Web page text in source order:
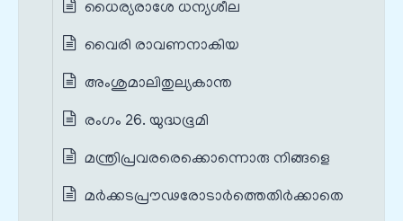
ധൈര്യരാശേ ധന്യശീല
വൈരി രാവണനാകിയ
അംശുമാലിതുല്യകാന്ത
രംഗം 26. യുദ്ധഭൂമി
മന്ത്രിപ്രവരരെക്കൊന്നൊരു നിങ്ങളെ
മർക്കടപ്രൗഢരോടാർത്തെതിർക്കാതെ